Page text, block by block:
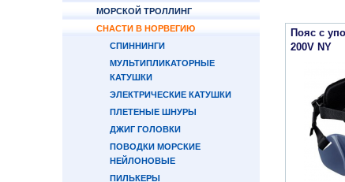
МОРСКОЙ ТРОЛЛИНГ
СНАСТИ В НОРВЕГИЮ
СПИННИНГИ
МУЛЬТИПЛИКАТОРНЫЕ
КАТУШКИ
ЭЛЕКТРИЧЕСКИЕ КАТУШКИ
ПЛЕТЕНЫЕ ШНУРЫ
ДЖИГ ГОЛОВКИ
ПОВОДКИ МОРСКИЕ
НЕЙЛОНОВЫЕ
ПИЛЬКЕРЫ
Пояс с
200V NY